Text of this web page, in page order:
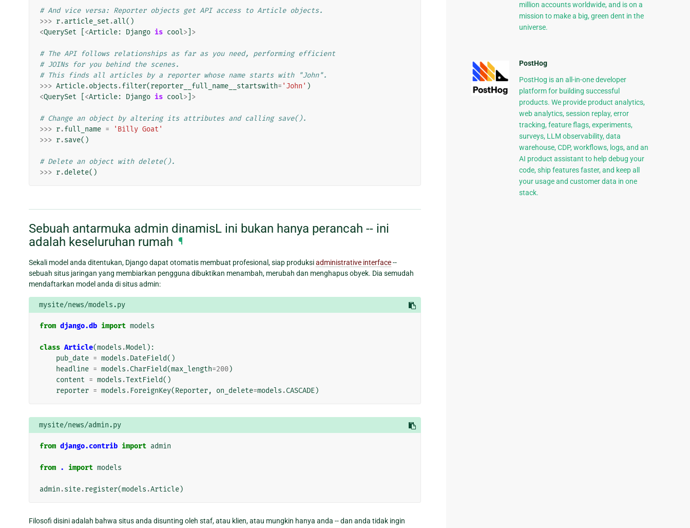
# And vice versa: Reporter objects get API access to Article objects.
>>> r.article_set .all()
<QuerySet <Article: Django is cool> >
# The API follows relationships as far as you need, performing efficient
# JOINs for you behind the scenes.
# This finds all articles by a reporter whose name starts with "John".
>>> Article.objects .filter(reporter__full_name__startswith= 'John' )
<QuerySet <Article: Django is cool> >
# Change an object by altering its attributes and calling save().
>>> r.full_name =
'Billy Goat'
>>> r.save()
# Delete an object with delete().
>>> r.delete()
Sebuah antarmuka admin dinamisL ini bukan hanya perancah -- ini
adalah keseluruhan rumah ¶
Sekali model anda ditentukan, Django dapat otomatis membuat profesional, siap produksiadministrative interface--
sebuah situs jaringan yang membiarkan pengguna dibuktikan menambah, merubah dan menghapus obyek. Dia semudah
mendaftarkan model anda di situs admin:
mysite/news/models.py
from django.db import models
class Article(models .Model ):
pub_date = models .DateField()
headline = models .CharField(max_length=200)
content = models .TextField()
reporter = models . ForeignKey(Reporter, on_delete=models .CASCADE)
mysite/news/admin.py
from django.contrib import admin
from . import models
admin .site.register(models .Article)
Filosofi disini adalah bahwa situs anda disunting oleh staf, atau klien, atau mungkin hanya anda -- dan anda tidak ingin
million accounts worldwide, and is on a
mission to make a big, green dent in the
universe.
PostHog
PostHog is an all-in-one developer
platform for building successful
products. We provide product analytics,
web analytics, session replay, error
tracking, feature flags, experiments,
surveys, LLM observability, data
warehouse, CDP, workflows, logs, and an
AI product assistant to help debug your
code, ship features faster, and keep all
your usage and customer data in one
stack.